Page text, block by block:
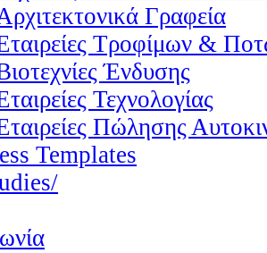
Γραφεία
Τροφίμων &
Ένδυσης
Τεχνολογίας
Πώλησης
Templates